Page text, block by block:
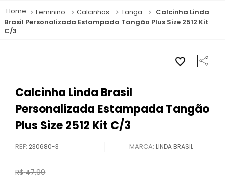
Feminino Calcinhas Tanga
Calcinha Linda
Brasil Personalizada Estampada Tangão Plus Size 2512 Kit
C/3
Calcinha Linda Brasil
Personalizada Estampada Tangão
Plus Size 2512 Kit C/3
REF: 230680-3 LINDA BRASIL
R$ 47,99